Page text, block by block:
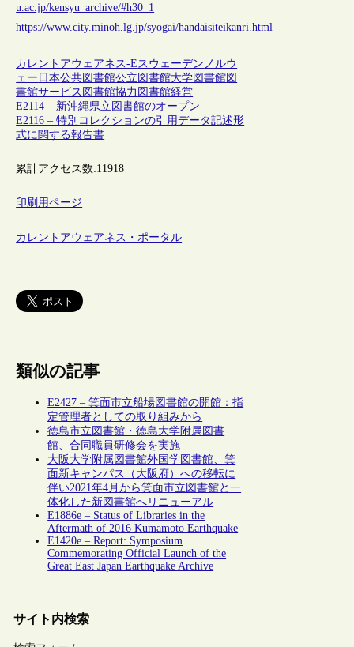
u.ac.jp/kensyu_archive/#h30_1
https://www.city.minoh.lg.jp/syogai/handaisiteikanri.html
カレントアウェアネス-Eスウェーデン ノルウ
ェー 日本公共図書館公立図書館大学図書館図
書館サービス 図書館協力 図書館経営
E2114 – 新沖縄県立図書館のオープン
E2116 – 特別コレクションの引用データ記述形
式に関する報告書
累計アクセス数:11918
印刷用ページ
カレントアウェアネス・ポータル
類似の記事
E2427 – 箕面市立船場図書館の開館：指
定管理者としての取り組みから
徳島市立図書館・徳島大学附属図書
館、合同職員研修会を実施
大阪大学附属図書館外国学図書館、箕
面新キャンパス（大阪府）への移転に
伴い2021年4月から箕面市立図書館と一
体化した新図書館へリニューアル
E1886e – Status of Libraries in the
Aftermath of 2016 Kumamoto Earthquake
E1420e – Report: Symposium
Commemorating Official Launch of the
Great East Japan Earthquake Archive
サイト内検索